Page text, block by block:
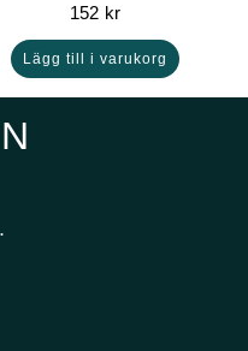
152 kr
Lägg till i varukorg